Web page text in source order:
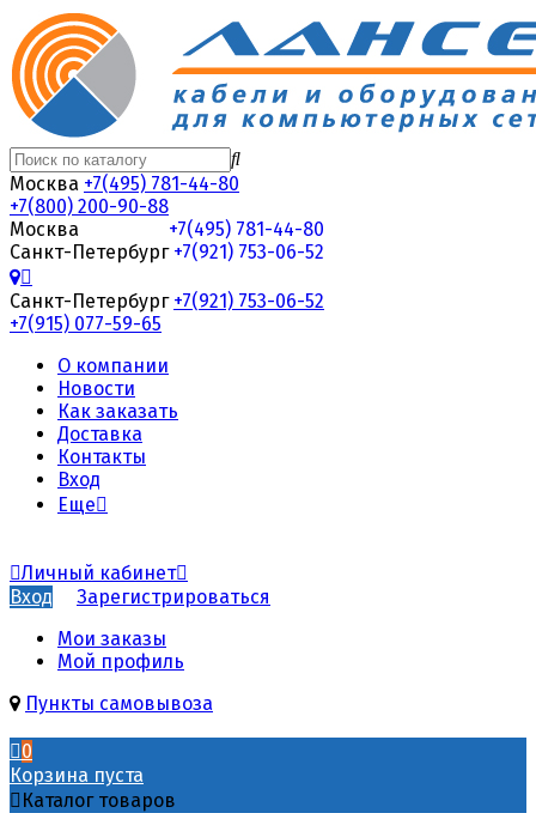
Москва +7(495) 781-44-80
+7(800) 200-90-88
Москва
+7(495) 781-44-80
Санкт-Петербург +7(921) 753-06-52
Санкт-Петербург +7(921) 753-06-52
+7(915) 077-59-65
О компании
Новости
Как заказать
Доставка
Контакты
Вход
Еще
Личный кабинет
Вход
Зарегистрироваться
Мои заказы
Мой профиль
Пункты самовывоза
0
Корзина пуста
Каталог товаров